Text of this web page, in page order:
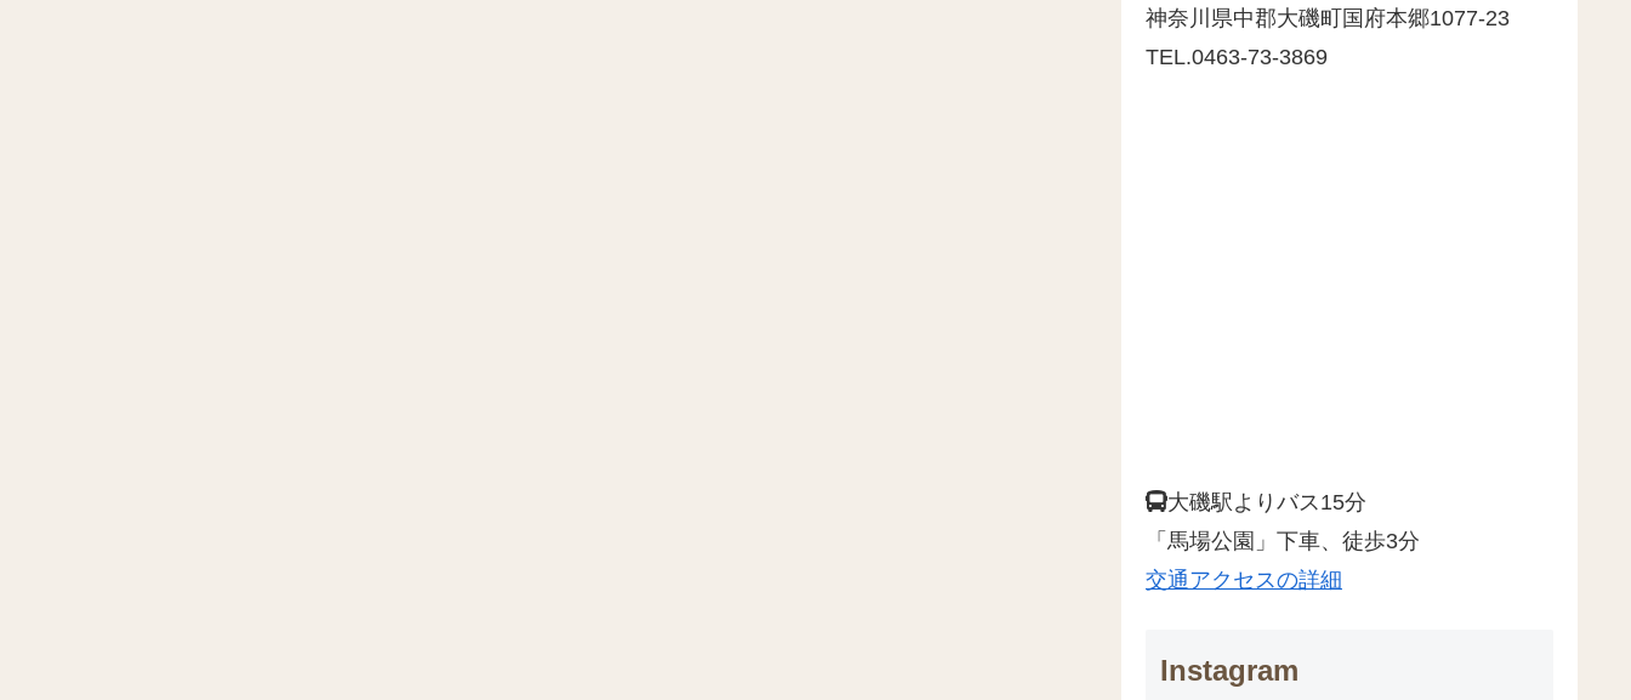
神奈川県中郡大磯町国府本郷1077-23
TEL.0463-73-3869
大磯駅よりバス15分
「馬場公園」下車、徒歩3分
交通アクセスの詳細
Instagram